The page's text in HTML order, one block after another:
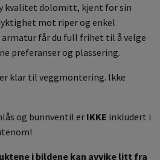
kvalitet dolomitt, kjent for sin
mot riper og enkel
får du full frihet til å velge
preferanser og plassering.
klar til veggmontering. Ikke
og bunnventil er IKKE inkludert i
i bildene kan avvike litt fra